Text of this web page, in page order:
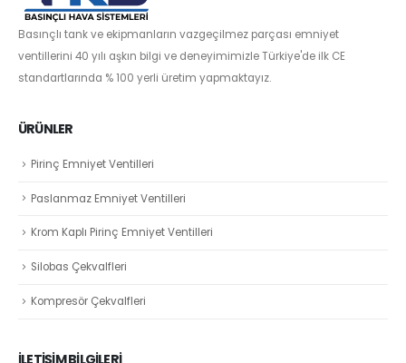
Basınçlı tank ve ekipmanların vazgeçilmez parçası emniyet
ventillerini 40 yılı aşkın bilgi ve deneyimimizle Türkiye'de ilk CE
standartlarında % 100 yerli üretim yapmaktayız.
ÜRÜNLER
Pirinç Emniyet Ventilleri
Paslanmaz Emniyet Ventilleri
Krom Kaplı Pirinç Emniyet Ventilleri
Silobas Çekvalfleri
Kompresör Çekvalfleri
İLETİŞİM BİLGİLERİ